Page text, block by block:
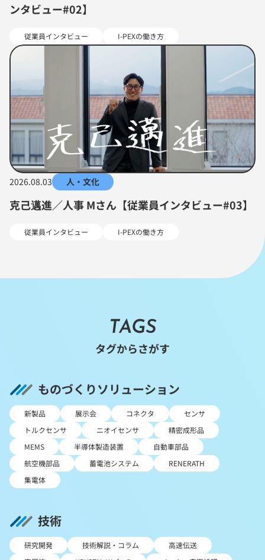
ンタビュー#02】
従業員インタビュー I-PEXの働き方
2026.08.03 人・文化
克己邁進／人事 Mさん【従業員インタビュー#03】
従業員インタビュー I-PEXの働き方
TAGS
タグからさがす
ものづくりソリューション
新製品 展示会 コネクタ
センサ
トルクセンサ
ニオイセンサ
精密成形品
MEMS
半導体製造装置
自動車部品
航空機部品
蓄電池システム
RENERATH
集電体
技術
研究開発 技術解説・コラム
高速伝送